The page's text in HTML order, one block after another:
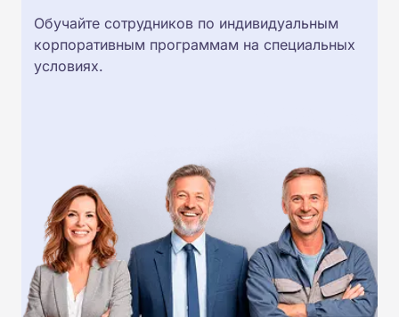
Обучайте сотрудников по индивидуальным
корпоративным программам на специальных
условиях.